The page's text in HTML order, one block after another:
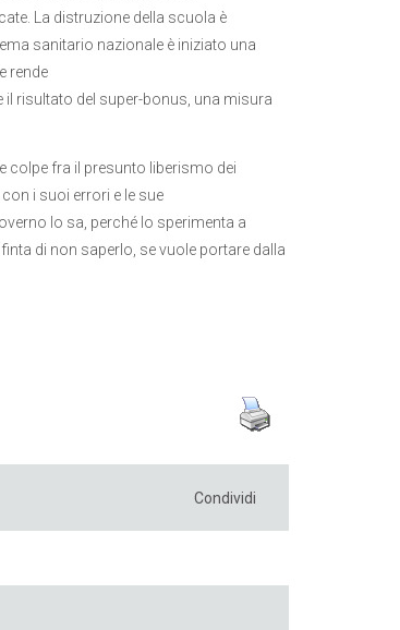
La distruzione della scuola è
sanitario nazionale è iniziato una
rende
il risultato del super-bonus, una misura
colpe fra il presunto liberismo dei
i suoi errori e le sue
lo sa, perché lo sperimenta a
di non saperlo, se vuole portare dalla
Condividi